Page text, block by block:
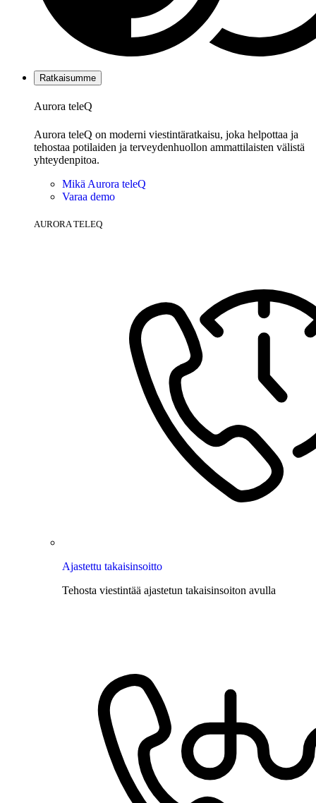
Ratkaisumme
Aurora teleQ
Aurora teleQ on moderni viestintäratkaisu, joka helpottaa ja
tehostaa potilaiden ja terveydenhuollon ammattilaisten välistä
yhteydenpitoa.
Mikä Aurora teleQ
Varaa demo
AURORA TELEQ
Ajastettu takaisinsoitto
Tehosta viestintää ajastetun takaisinsoiton avulla